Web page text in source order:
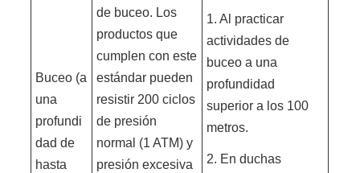
Buceo (a
una
profundi
dad de
hasta
de buceo. Los
productos que
cumplen con este
estándar pueden
resistir 200 ciclos
de presión
normal (1 ATM) y
presión excesiva
1. Al practicar
actividades de
buceo a una
profundidad
superior a los 100
metros.
2. En duchas